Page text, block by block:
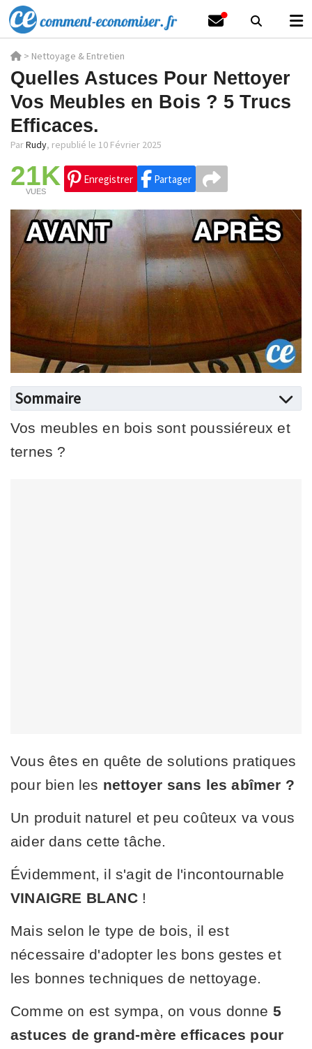
> Nettoyage & Entretien
Quelles Astuces Pour Nettoyer
Vos Meubles en Bois ? 5 Trucs
Efficaces.
ParRudy, republié le 10 Février 2025
21K
VUES
Enregistrer Partager
Sommaire
Vos meubles en bois sont poussiéreux et
ternes ?
Vous êtes en quête de solutions pratiques
pour bien les nettoyer sans les abîmer ?
Un produit naturel et peu coûteux va vous
aider dans cette tâche.
Évidemment, il s'agit de l'incontournable
VINAIGRE BLANC!
Mais selon le type de bois, il est
nécessaire d'adopter les bons gestes et
les bonnes techniques de nettoyage.
Comme on est sympa, on vous donne 5
astuces de grand-mère efficaces pour